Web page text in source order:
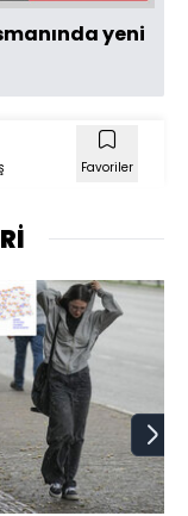
yeni
Favoriler